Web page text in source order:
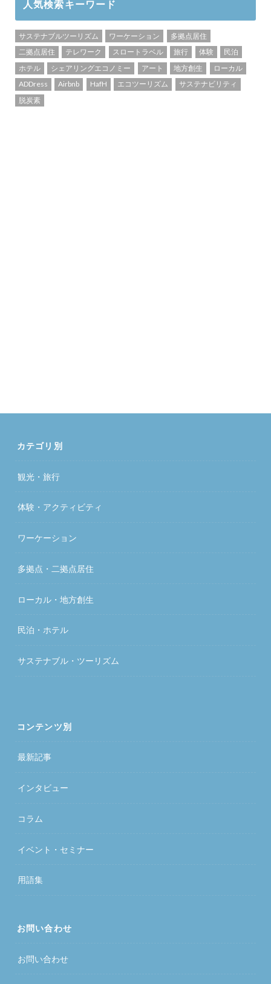
人気検索キーワード
サステナブルツーリズム ワーケーション
多拠点居住
二拠点居住
テレワーク スロートラベル 旅行 体験
民泊
ホテル
シェアリングエコノミー アート 地方創生
ローカル
ADDress
Airbnb HafH エコツーリズム
サステナビリティ
脱炭素
カテゴリ別
観光・旅行
体験・アクティビティ
ワーケーション
多拠点・二拠点居住
ローカル・地方創生
民泊・ホテル
サステナブル・ツーリズム
コンテンツ別
最新記事
インタビュー
コラム
イベント・セミナー
用語集
お問い合わせ
お問い合わせ